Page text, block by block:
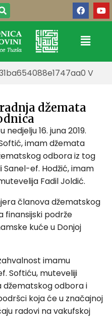
džemata
16. juna 2019.
imam džemata
odbora iz tog
ef. Hodžić, imam
Fadil Joldić.
članova džematskog
finansijski podrže
kuće u Donjoj
imamu
Softiću, muteveliji
džematskog odbora i
koja će u značajnoj
radovi na vakufskoj